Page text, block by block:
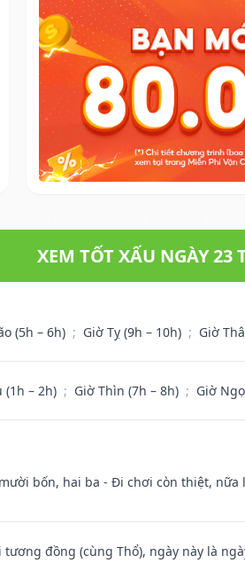
XEM TỐT XẤU NGÀY 23
(5h – 6h) ; Giờ Tỵ (9h – 10h) ; Giờ
(1h – 2h) ; Giờ Thìn (7h – 8h) ; Giờ
bốn, hai ba - Đi chơi còn thiệt, nữa
tương đồng (cùng Thổ), ngày này là